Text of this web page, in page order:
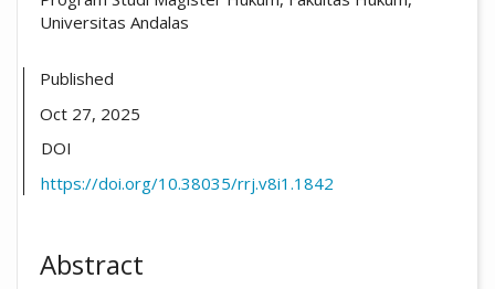
Universitas Andalas
Published
Oct 27, 2025
DOI
https://doi.org/10.38035/rrj.v8i1.1842
Abstract